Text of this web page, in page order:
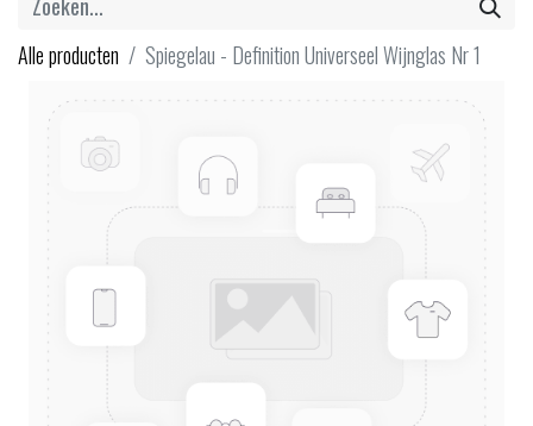
Alle producten Spiegelau - Definition Universeel Wijnglas Nr 1